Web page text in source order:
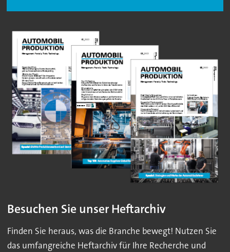
Besuchen Sie unser Heftarchiv
Finden Sie heraus, was die Branche bewegt! Nutzen Sie
das umfangreiche Heftarchiv für Ihre Recherche und